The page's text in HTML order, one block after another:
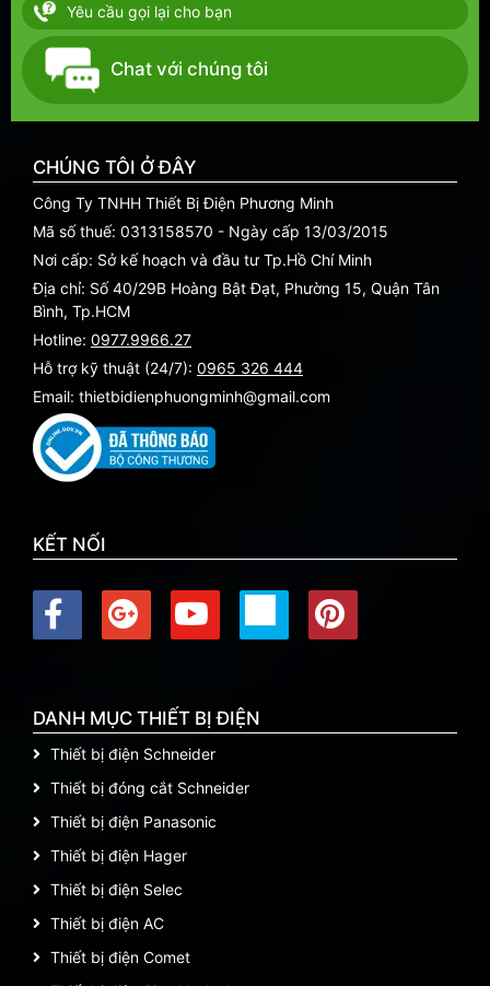
Yêu cầu gọi lại cho bạn
Chat với chúng tôi
CHÚNG TÔI Ở ĐÂY
Công Ty TNHH Thiết Bị Điện Phương Minh
Mã số thuế: 0313158570 - Ngày cấp 13/03/2015
Nơi cấp: Sở kế hoạch và đầu tư Tp.Hồ Chí Minh
Địa chỉ: Số 40/29B Hoàng Bật Đạt, Phường 15, Quận Tân
Bình, Tp.HCM
Hotline: 0977.9966.27
Hỗ trợ kỹ thuật (24/7): 0965 326 444
Email: thietbidienphuongminh@gmail.com
KẾT NỐI
DANH MỤC THIẾT BỊ ĐIỆN
Thiết bị điện Schneider
Thiết bị đóng cắt Schneider
Thiết bị điện Panasonic
Thiết bị điện Hager
Thiết bị điện Selec
Thiết bị điện AC
Thiết bị điện Comet